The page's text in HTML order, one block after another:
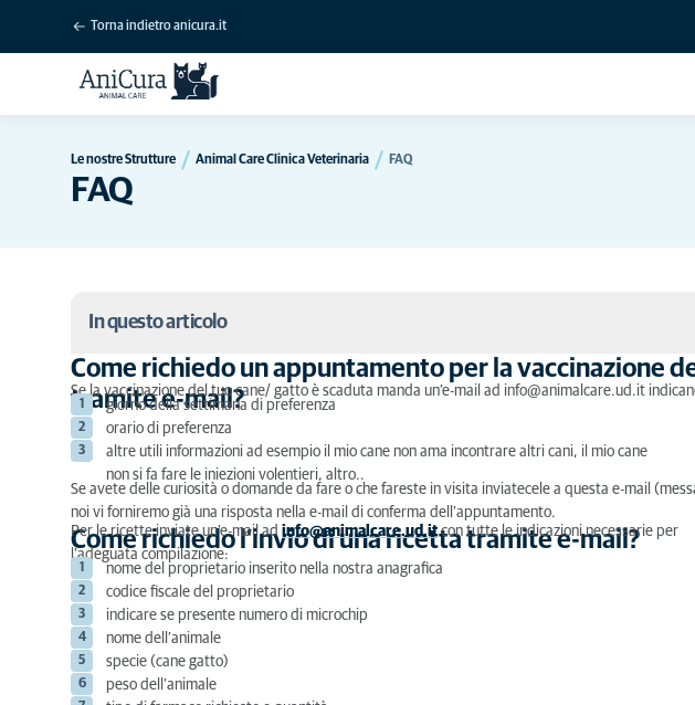
Torna indietro anicura.it
Le nostre Strutture Animal Care Clinica Veterinaria FAQ
FAQ
In questo articolo
Come richiedo un appuntamento per la vaccinazione del mio animale tramite
Come richiedo l’invio di una ricetta tramite e-mail?
PER LE TERAPIE CRONICHE:
Come richiedo un appuntamento per la vaccinazione
tramite e-mail?
Se la vaccinazione del tuo cane/ gatto è scaduta manda un’e-mail ad info@animalcare.ud.it
giorno della settimana di preferenza
orario di preferenza
altre utili informazioni ad esempio il mio cane non ama incontrare altri cani, il mio cane
non si fa fare le iniezioni volentieri, altro..
Se avete delle curiosità o domande da fare o che fareste in visita inviatecele a questa e-mail
noi vi forniremo già una risposta nella e-mail di conferma dell’appuntamento.
Come richiedo l’invio di una ricetta tramite e-mail?
Per le ricette inviate un’e-mail ad info@animalcare.ud.itcon tutte le indicazioni necessarie per
l’adeguata compilazione:
nome del proprietario inserito nella nostra anagrafica
codice fiscale del proprietario
indicare se presente numero di microchip
nome dell’animale
specie (cane gatto)
peso dell’animale